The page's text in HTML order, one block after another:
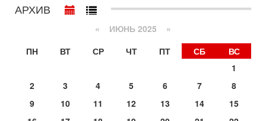
Президент США Дональд Трамп сегодня заявил об отмене
подготовленного удара по Ирану после обращений
1-08-2026, 17:50
«Русский голос» Израиля: кто заберет его на этот
Голоса русскоязычных репатриантов не раз кардинально
вспомнить взлет партии «Исраэль ба-алия», когда
АРХИВ
« ИЮНЬ 2025 »
ПН
ВТ СР ЧТ ПТ СБ
ВС
1
2
3 4 5 6 7
8
9
10 11 12 13 14
15